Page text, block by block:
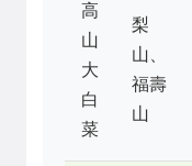
高
山
大
白
菜
梨
山、
福壽
山